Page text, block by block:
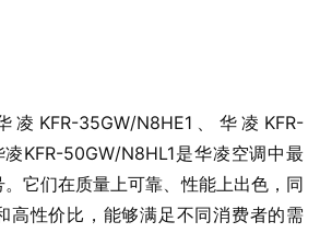
KFR-35GW/N8HE1、华凌KFR-
KFR-50GW/N8HL1是华凌空调中最
它们在质量上可靠、性能上出色，同
高性价比，能够满足不同消费者的需